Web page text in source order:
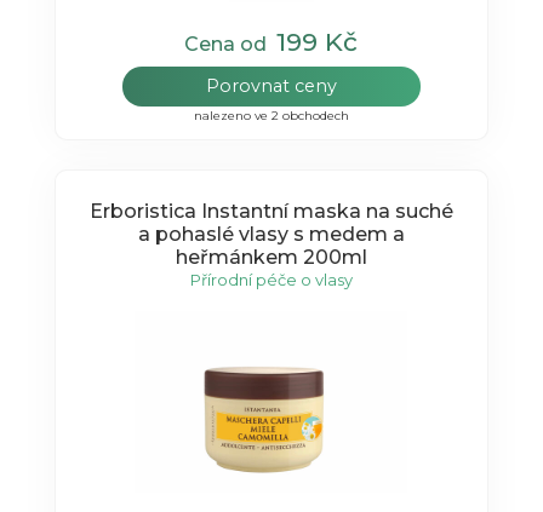
Cena od199 Kč
Porovnat ceny
nalezeno ve 2 obchodech
Erboristica Instantní maska na suché
a pohaslé vlasy s medem a
heřmánkem 200ml
Přírodní péče o vlasy